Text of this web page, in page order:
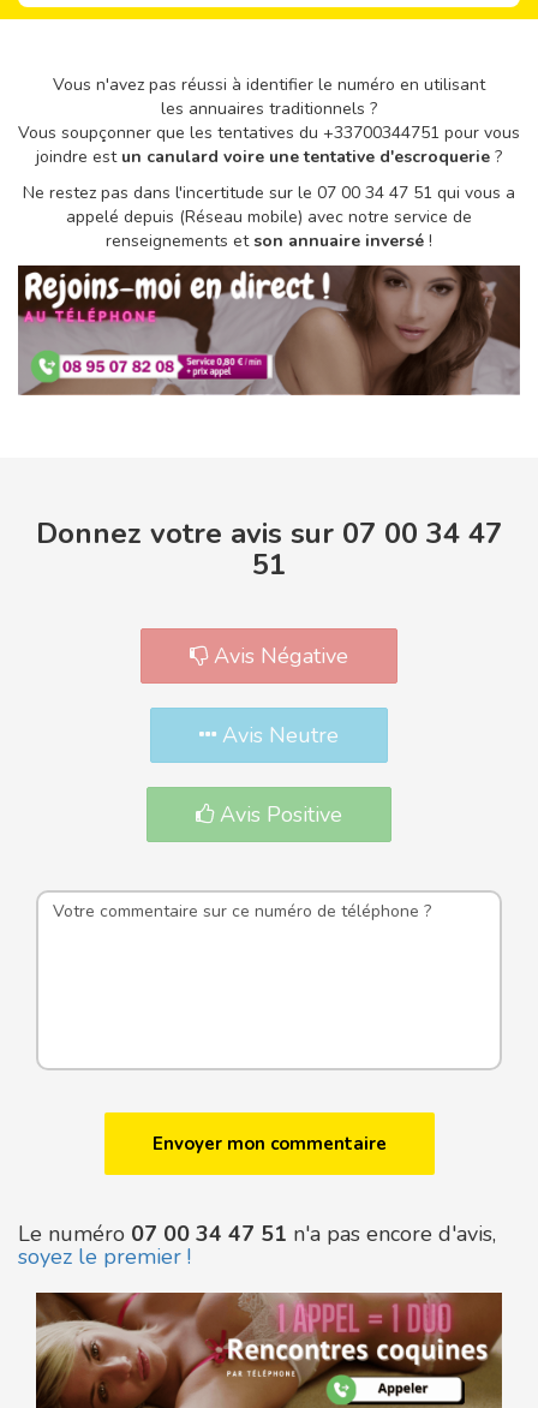
Vous n'avez pas réussi à identifier le numéro en utilisant
les annuaires traditionnels ?
Vous soupçonner que les tentatives du +33700344751 pour vous
joindre est un canulard voire une tentative d'escroquerie ?
Ne restez pas dans l'incertitude sur le 07 00 34 47 51 qui vous a
appelé depuis (Réseau mobile) avec notre service de
renseignements et son annuaire inversé !
Donnez votre avis sur 07 00 34 47
51
Avis Négative
Avis Neutre
Avis Positive
Le numéro 07 00 34 47 51 n'a pas encore d'avis,
soyez le premier !